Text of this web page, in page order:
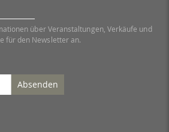
über Veranstaltungen, Verkäufe und
für den Newsletter an.
Absenden